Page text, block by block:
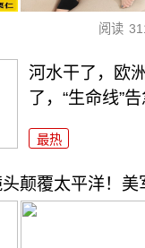
阅读
河水干了，欧
了，“生命线”
最热
颠覆太平洋！美